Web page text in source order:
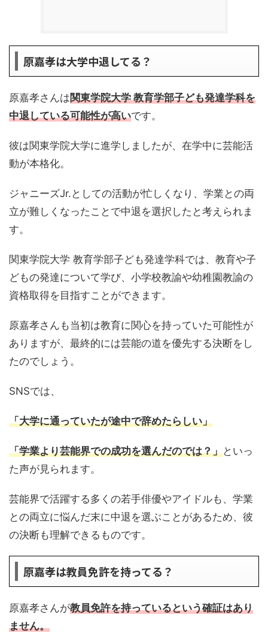
原嘉孝は大学中退してる？
原嘉孝さんは関東学院大学 教育学部子ども発達学科を
中退している可能性が高いです。
彼は関東学院大学に進学しましたが、在学中に芸能活
動が本格化。
ジャニーズJr.としての活動が忙しくなり、学業との両
立が難しくなったことで中退を選択したと考えられま
す。
関東学院大学 教育学部子ども発達学科では、教育や子
どもの発達について学び、小学校教諭や幼稚園教諭の
資格取得を目指すことができます。
原嘉孝さんも当初は教育に関心を持っていた可能性が
ありますが、最終的には芸能の道を優先する決断をし
たのでしょう。
SNSでは、
「大学に通っていたが途中で辞めたらしい」
「学業より芸能界での成功を選んだのでは？」といっ
た声が見られます。
芸能界で活躍する多くの若手俳優やアイドルも、学業
との両立に悩んだ末に中退を選ぶことがあるため、彼
の決断も理解できるものです。
原嘉孝は教員免許を持ってる？
原嘉孝さんが教員免許を持っているという確証はあり
ません。